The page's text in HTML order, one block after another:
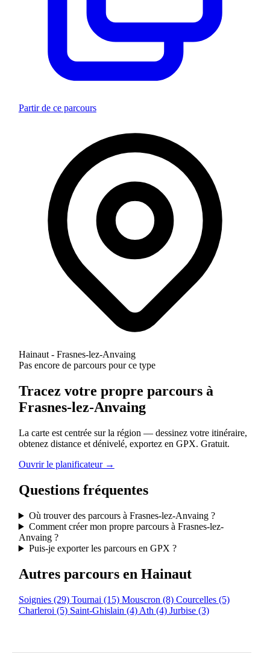
Partir de ce parcours
Hainaut - Frasnes-lez-Anvaing
Pas encore de parcours pour ce type
Tracez votre propre parcours à
Frasnes-lez-Anvaing
La carte est centrée sur la région — dessinez votre itinéraire,
obtenez distance et dénivelé, exportez en GPX. Gratuit.
Ouvrir le planificateur →
Questions fréquentes
Où trouver des parcours à Frasnes-lez-Anvaing ?
Comment créer mon propre parcours à Frasnes-lez-
Anvaing ?
Puis-je exporter les parcours en GPX ?
Autres parcours en Hainaut
Soignies (29) Tournai (15) Mouscron (8) Courcelles (5)
Charleroi (5) Saint-Ghislain (4) Ath (4) Jurbise (3)